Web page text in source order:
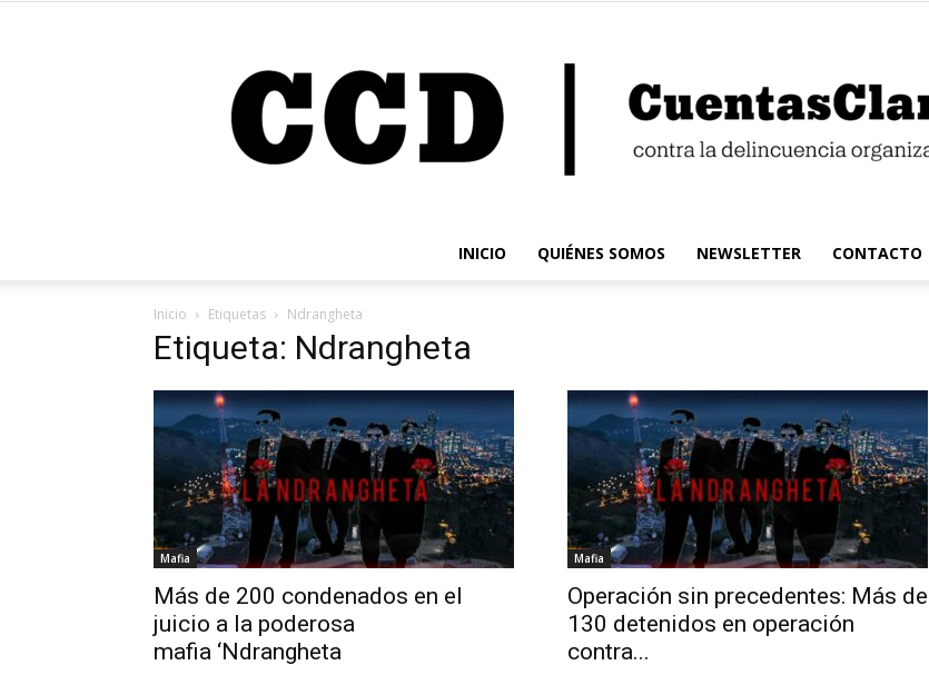
Claras
Digital
INICIO QUIÉNES SOMOS NEWSLETTER CONTACTO
Inicio Etiquetas Ndrangheta
Etiqueta: Ndrangheta
Mafia
Más de 200 condenados en el
juicio a la poderosa
mafia ‘Ndrangheta
Mafia
Operación sin precedentes: Más de
130 detenidos en operación
contra...